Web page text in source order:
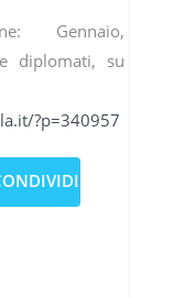
Gennaio,
diplomati, su
?p=340957